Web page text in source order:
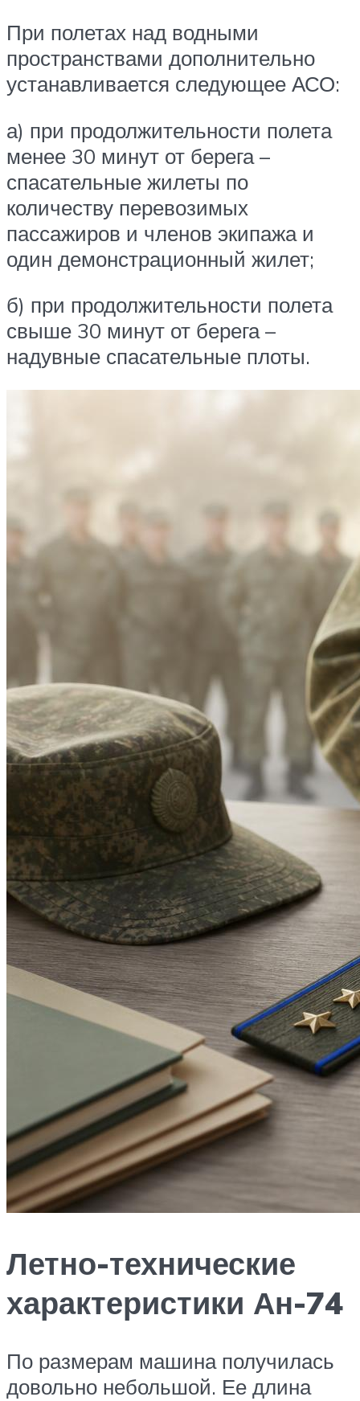
При полетах над водными
пространствами дополнительно
устанавливается следующее АСО:
а) при продолжительности полета
менее 30 минут от берега –
спасательные жилеты по
количеству перевозимых
пассажиров и членов экипажа и
один демонстрационный жилет;
б) при продолжительности полета
свыше 30 минут от берега –
надувные спасательные плоты.
Летно-технические
характеристики Ан-74
По размерам машина получилась
довольно небольшой. Ее длина